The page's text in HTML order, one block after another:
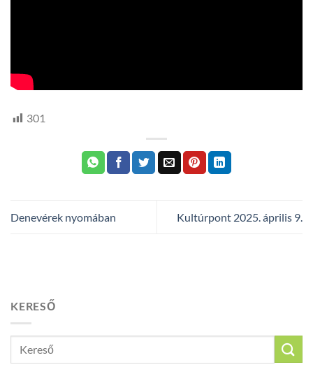
301
Denevérek nyomában Kultúrpont 2025. április 9.
KERESŐ